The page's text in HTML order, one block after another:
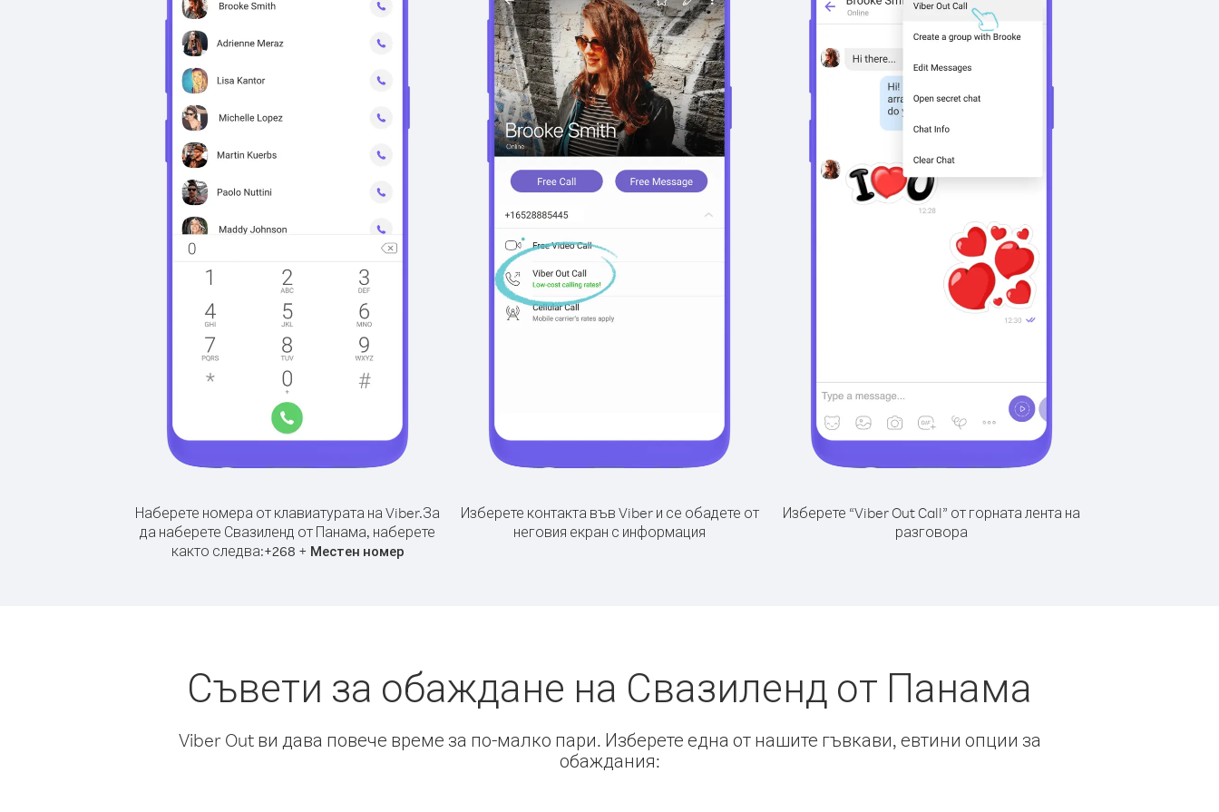
Наберете номера от клавиатурата на Viber.За
да наберете Свазиленд от Панама, наберете
както следва:+268 + Местен номер
Изберете контакта във Viber и се обадете от
неговия екран с информация
Изберете “Viber Out Call” от горната лента на
разговора
Съвети за обаждане на Свазиленд от Панама
Viber Out ви дава повече време за по-малко пари. Изберете една от нашите гъвкави, евтини опции за
обаждания: